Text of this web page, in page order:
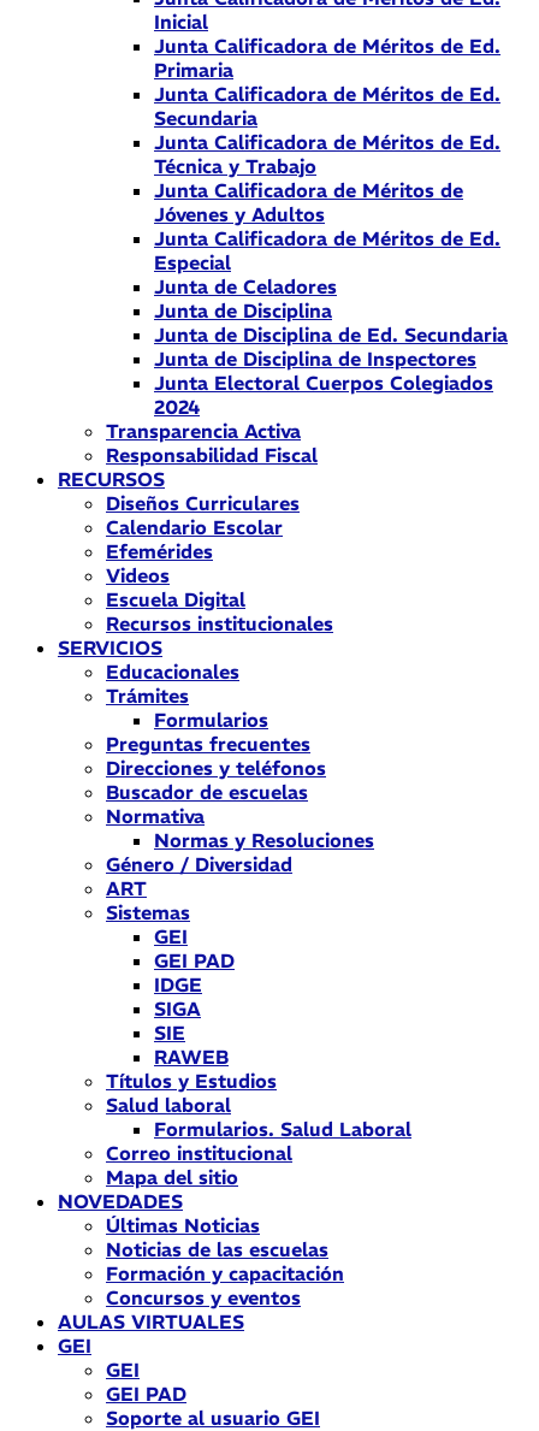
Inicial
Junta Calificadora de Méritos de Ed.
Primaria
Junta Calificadora de Méritos de Ed.
Secundaria
Junta Calificadora de Méritos de Ed.
Técnica y Trabajo
Junta Calificadora de Méritos de
Jóvenes y Adultos
Junta Calificadora de Méritos de Ed.
Especial
Junta de Celadores
Junta de Disciplina
Junta de Disciplina de Ed. Secundaria
Junta de Disciplina de Inspectores
Junta Electoral Cuerpos Colegiados
2024
Transparencia Activa
Responsabilidad Fiscal
RECURSOS
Diseños Curriculares
Calendario Escolar
Efemérides
Videos
Escuela Digital
Recursos institucionales
SERVICIOS
Educacionales
Trámites
Formularios
Preguntas frecuentes
Direcciones y teléfonos
Buscador de escuelas
Normativa
Normas y Resoluciones
Género / Diversidad
ART
Sistemas
GEI
GEI PAD
IDGE
SIGA
SIE
RAWEB
Títulos y Estudios
Salud laboral
Formularios. Salud Laboral
Correo institucional
Mapa del sitio
NOVEDADES
Últimas Noticias
Noticias de las escuelas
Formación y capacitación
Concursos y eventos
AULAS VIRTUALES
GEI
GEI
GEI PAD
Soporte al usuario GEI